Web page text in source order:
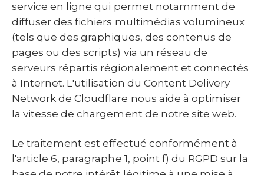
service en ligne qui permet notamment de
diffuser des fichiers multimédias volumineux
(tels que des graphiques, des contenus de
pages ou des scripts) via un réseau de
serveurs répartis régionalement et connectés
à Internet. L'utilisation du Content Delivery
Network de Cloudflare nous aide à optimiser
la vitesse de chargement de notre site web.
Le traitement est effectué conformément à
l'article 6, paragraphe 1, point f) du RGPD sur la